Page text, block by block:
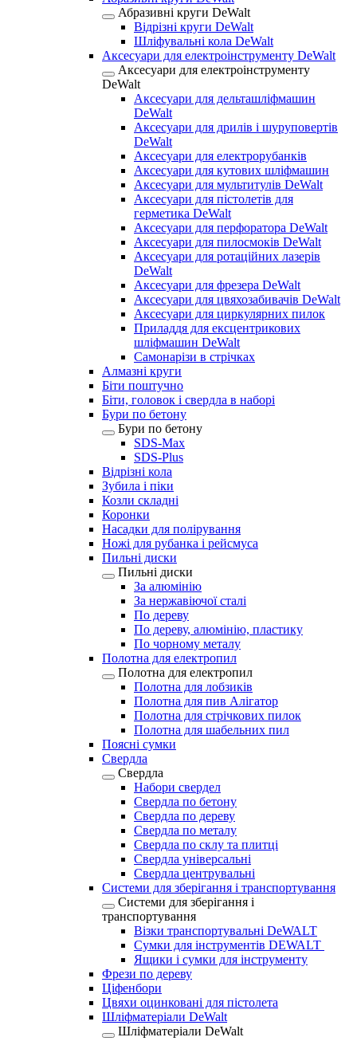
Абразивні круги DeWalt
Відрізні круги DeWalt
Шліфувальні кола DeWalt
Аксесуари для електроінструменту DeWalt
Аксесуари для електроінструменту
DeWalt
Аксесуари для дельташліфмашин
DeWalt
Аксесуари для дрилів і шуруповертів
DeWalt
Аксесуари для електрорубанків
Аксесуари для кутових шліфмашин
Аксесуари для мультитулів DeWalt
Аксесуари для пістолетів для
герметика DeWalt
Аксесуари для перфоратора DeWalt
Аксесуари для пилосмоків DeWalt
Аксесуари для ротаційних лазерів
DeWalt
Аксесуари для фрезера DeWalt
Аксесуари для цвяхозабивачів DeWalt
Аксесуари для циркулярних пилок
Приладдя для ексцентрикових
шліфмашин DeWalt
Самонарізи в стрічках
Алмазні круги
Біти поштучно
Біти, головок і свердла в наборі
Бури по бетону
Бури по бетону
SDS-Max
SDS-Plus
Відрізні кола
Зубила і піки
Козли складні
Коронки
Насадки для полірування
Ножі для рубанка і рейсмуса
Пильні диски
Пильні диски
За алюмінію
За нержавіючої сталі
По дереву
По дереву, алюмінію, пластику
По чорному металу
Полотна для електропил
Полотна для електропил
Полотна для лобзиків
Полотна для пив Алігатор
Полотна для стрічкових пилок
Полотна для шабельних пил
Поясні сумки
Свердла
Свердла
Набори свердел
Свердла по бетону
Свердла по дереву
Свердла по металу
Свердла по склу та плитці
Свердла універсальні
Свердла центрувальні
Системи для зберігання і транспортування
Системи для зберігання і
транспортування
Візки транспортувальні DeWALT
Сумки для інструментів DEWALT
Ящики і сумки для інструменту
Фрези по дереву
Ціфенбори
Цвяхи оцинковані для пістолета
Шліфматеріали DeWalt
Шліфматеріали DeWalt